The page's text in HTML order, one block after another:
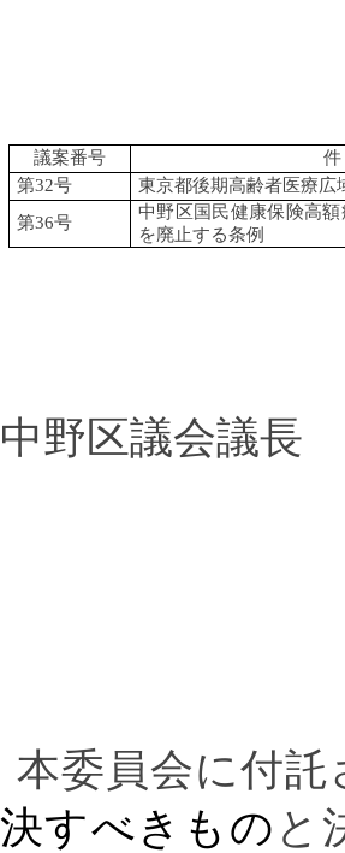
議案番号
第32号
東京都後期高齢者医療広
第36号
中野区国民健康保険高
を廃止する条例
中野区議会議長
本委員会に付託
決すべきもの と